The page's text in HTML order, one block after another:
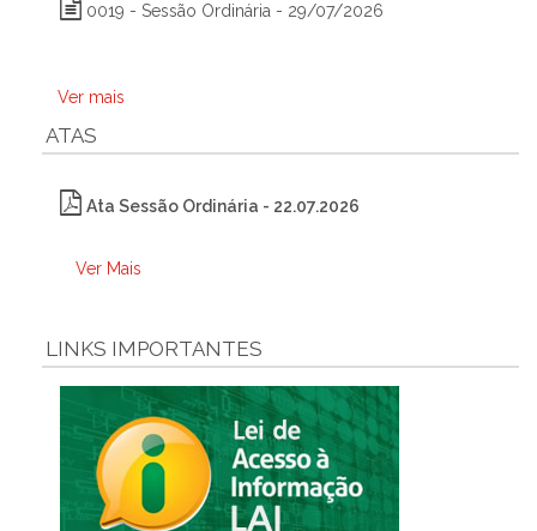
0019 - Sessão Ordinária - 29/07/2026
Ver mais
ATAS
Ata Sessão Ordinária - 22.07.2026
Ver Mais
LINKS IMPORTANTES